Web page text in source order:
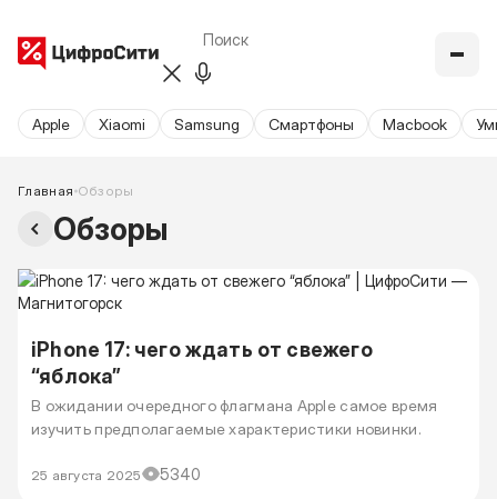
Apple Xiaomi Samsung Cмартфоны Macbook
Главная Обзоры
Обзоры
iPhone 17: чего ждать от свежего
“яблока”
В ожидании очередного флагмана Apple самое время
изучить предполагаемые характеристики новинки.
25 августа 2025 5340